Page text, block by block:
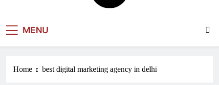
MENU
Home best digital marketing agency in delhi